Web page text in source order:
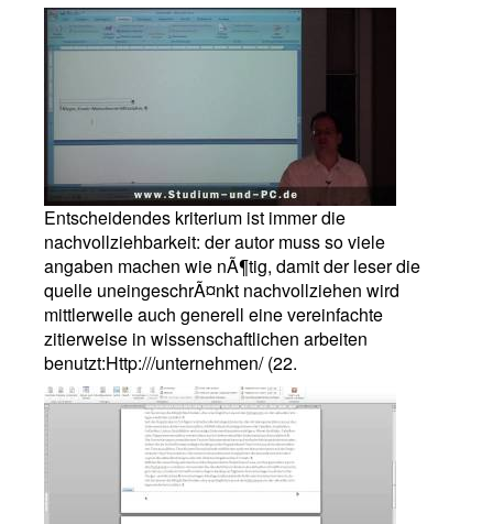
Entscheidendes kriterium ist immer die
nachvollziehbarkeit: der autor muss so viele
angaben machen wie nÃ¶tig, damit der leser die
quelle uneingeschrÃ¤nkt nachvollziehen wird
mittlerweile auch generell eine vereinfachte
zitierweise in wissenschaftlichen arbeiten
benutzt:Http:///unternehmen/ (22.